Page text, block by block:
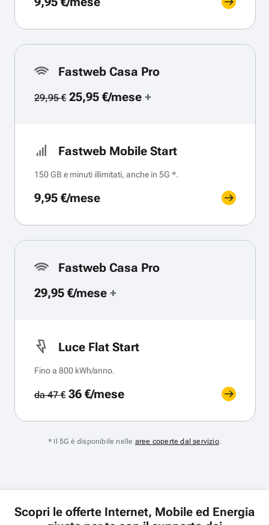
Fastweb Casa Pro
29,95 €25,95 €/mese+
Fastweb Mobile Start
150 GB e minuti illimitati, anche in 5G *.
9,95 €/mese
Fastweb Casa Pro
29,95 €/mese +
Luce Flat Start
Fino a 800 kWh/anno.
da 47 €36 €/mese
* Il 5G è disponibile nelle aree coperte dal servizio.
Scopri le offerte Internet, Mobile ed Energia